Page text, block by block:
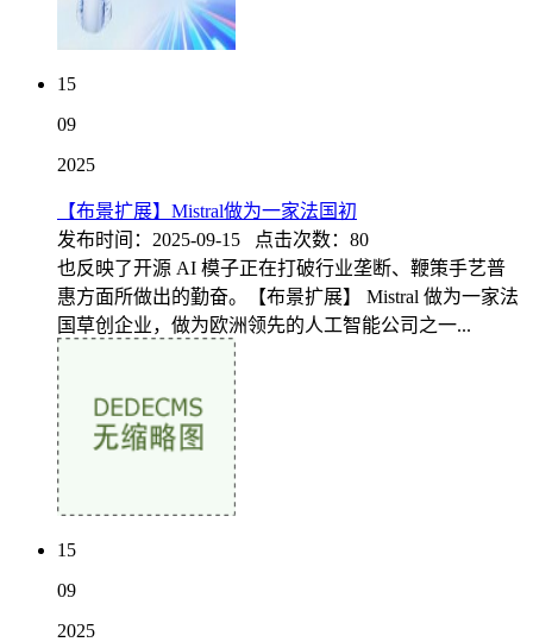
15
09
2025
【布景扩展】Mistral做为一家法国初
发布时间：2025-09-15 点击次数：80
也反映了开源 AI 模子正在打破行业垄断、鞭策手艺普
惠方面所做出的勤奋。【布景扩展】 Mistral 做为一家法
国草创企业，做为欧洲领先的人工智能公司之一...
15
09
2025